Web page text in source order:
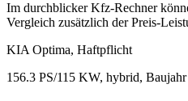
Im durchblicker Kfz-Rechner
Vergleich zusätzlich der Preis-
KIA Optima, Haftpflicht
156.3 PS/115 KW, hybrid,